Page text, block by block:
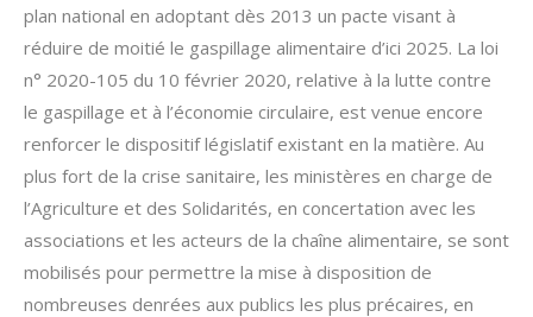
plan national en adoptant dès 2013 un pacte visant à
réduire de moitié le gaspillage alimentaire d’ici 2025. La loi
n° 2020-105 du 10 février 2020, relative à la lutte contre
le gaspillage et à l’économie circulaire, est venue encore
renforcer le dispositif législatif existant en la matière. Au
plus fort de la crise sanitaire, les ministères en charge de
l’Agriculture et des Solidarités, en concertation avec les
associations et les acteurs de la chaîne alimentaire, se sont
mobilisés pour permettre la mise à disposition de
nombreuses denrées aux publics les plus précaires, en